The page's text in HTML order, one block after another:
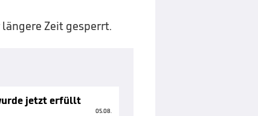
Zeit gesperrt.
jetzt erfüllt
05.08.